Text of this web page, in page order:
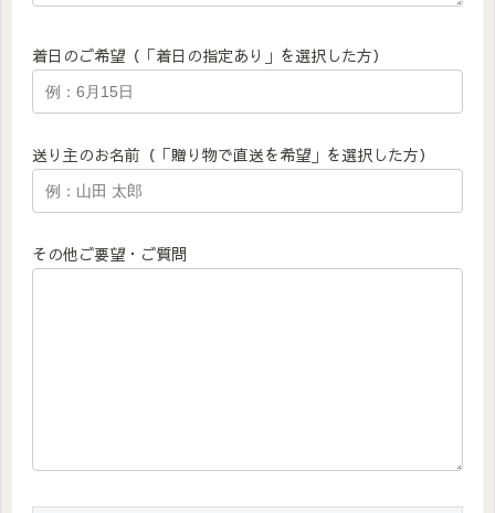
着日のご希望（「着日の指定あり」を選択した方）
送り主のお名前（「贈り物で直送を希望」を選択した方）
その他ご要望・ご質問